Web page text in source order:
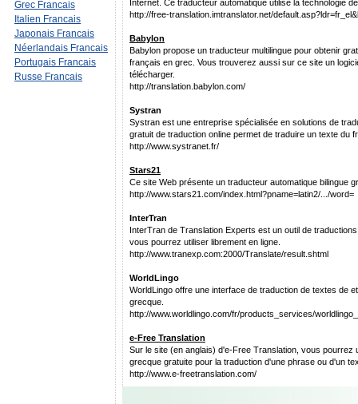
Grec Francais
Italien Francais
Japonais Francais
Néerlandais Francais
Portugais Francais
Russe Francais
Internet. Ce traducteur automatique utilise la technologie
http://free-translation.imtranslator.net/
Babylon
Babylon propose un traducteur multilingue pour obtenir
français en grec. Vous trouverez aussi sur ce site un
télécharger.
http://translation.babylon.com/
Systran
Systran est une entreprise spécialisée en solutions de
gratuit de traduction online permet de traduire un texte du
http://www.systranet.fr/
Stars21
Ce site Web présente un traducteur automatique bilingue
http://www.stars21.com/index.html?pname=latin2/.../word=
InterTran
InterTran de Translation Experts est un outil de
vous pourrez utiliser librement en ligne.
http://www.tranexp.com:2000/Translate/result.shtml
WorldLingo
WorldLingo offre une interface de traduction de textes de
grecque.
http://www.worldlingo.com/fr/products_services/
e-Free Translation
Sur le site (en anglais) d'e-Free Translation, vous pourrez
grecque gratuite pour la traduction d'une phrase ou d'un
http://www.e-freetranslation.com/